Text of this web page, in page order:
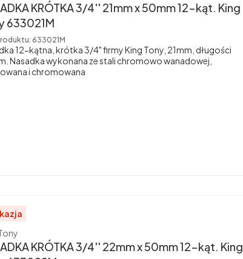
KRÓTKA 3/4'' 21mm x 50mm 12-kąt. King
633021M
633021M
12-kątna, krótka 3/4" firmy King Tony, 21mm, długości
Nasadka wykonana ze stali chromowo wanadowej,
i chromowana
KRÓTKA 3/4'' 22mm x 50mm 12-kąt. King